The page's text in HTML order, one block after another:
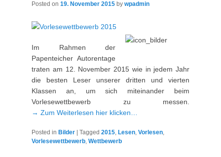
Posted on 19. November 2015 by wpadmin
Im Rahmen der
Papenteicher Autorentage
traten am 12. November 2015 wie in jedem Jahr
die besten Leser unserer dritten und vierten
Klassen an, um sich miteinander beim
Vorlesewettbewerb zu messen.
→ Zum Weiterlesen hier klicken…
Posted in Bilder | Tagged 2015, Lesen, Vorlesen,
Vorlesewettbewerb, Wettbewerb